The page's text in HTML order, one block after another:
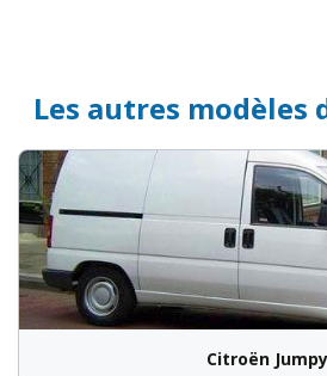
Les autres modèles
Citroën Jumpy